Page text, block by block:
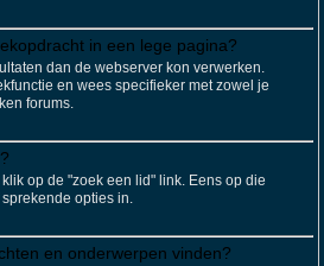
in een lege pagina?
dan de webserver kon verwerken.
en wees specifieker met zowel je
forums.
op de "zoek een lid" link. Eens op die
opties in.
en onderwerpen vinden?